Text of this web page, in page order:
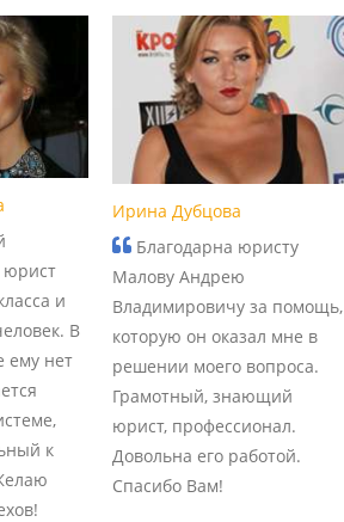
юрист
и
В
ему нет
к
Ирина Дубцова
Благодарна юристу
Малову Андрею
Владимировичу за помощь,
которую он оказал мне в
решении моего вопроса.
Грамотный, знающий
юрист, профессионал.
Довольна его работой.
Спасибо Вам!